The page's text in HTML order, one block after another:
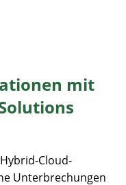
mit
Cloud-
Unterbrechungen